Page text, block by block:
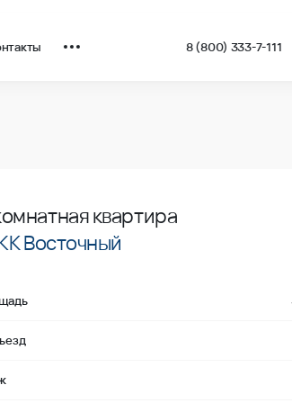
8 (800) 333-7-111
квартира
Восточный